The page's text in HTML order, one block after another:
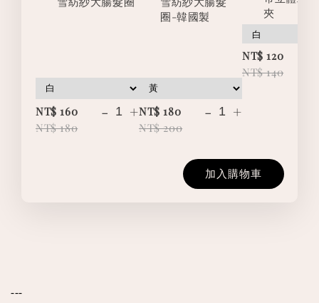
NT$ 160
NT$ 180
- +
圈-韓國製
NT$ 180
NT$ 200
- +
夾
NT$ 120
NT$ 140
加入購物車
---